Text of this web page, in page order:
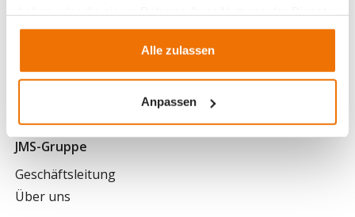
gesammelt haben.
Alle zulassen
Anpassen
Hauptsitz
Allmeindstrasse 11
Postfach
JMS-Gruppe
Geschäftsleitung
Über uns